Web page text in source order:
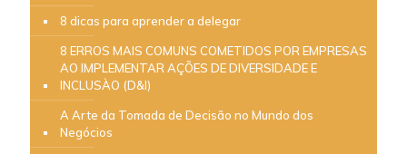
8 dicas para aprender a delegar
8 ERROS MAIS COMUNS COMETIDOS POR EMPRESAS
AO IMPLEMENTAR AÇÕES DE DIVERSIDADE E
INCLUSÀO (D&I)
A Arte da Tomada de Decisão no Mundo dos
Negócios